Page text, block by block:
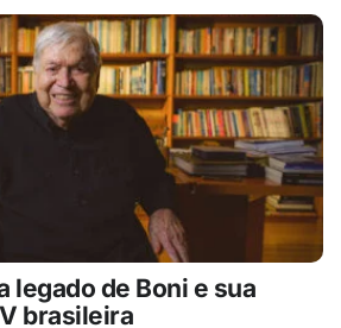
legado de Boni e sua
brasileira